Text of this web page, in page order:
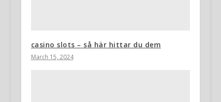
casino slots – så här hittar du dem
March 15, 2024